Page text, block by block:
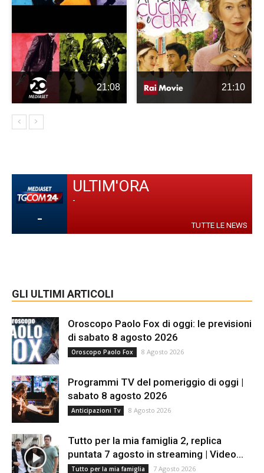
21:08 21:10
-
ULTIM'ORA
-
TUTTE LE NEWS
GLI ULTIMI ARTICOLI
Oroscopo Paolo Fox di oggi: le previsioni
di sabato 8 agosto 2026
Oroscopo Paolo Fox 8 Agosto 2026
Programmi TV del pomeriggio di oggi |
sabato 8 agosto 2026
Anticipazioni Tv 8 Agosto 2026
Tutto per la mia famiglia 2, replica
puntata 7 agosto in streaming | Video...
Tutto per la mia famiglia 7 Agosto 2026